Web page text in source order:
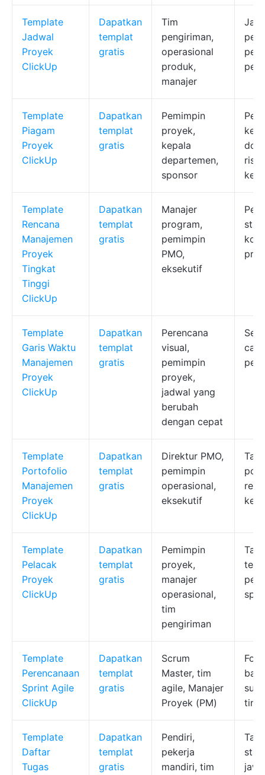
Template
Jadwal
Proyek
ClickUp
Dapatkan
templat
gratis
Tim
pengiriman,
operasional
produk,
manajer
Template
Piagam
Proyek
ClickUp
Dapatkan
templat
gratis
Pemimpin
proyek,
kepala
departemen,
sponsor
Template
Rencana
Manajemen
Proyek
Tingkat
Tinggi
ClickUp
Dapatkan
templat
gratis
Manajer
program,
pemimpin
PMO,
eksekutif
Template
Garis Waktu
Manajemen
Proyek
ClickUp
Dapatkan
templat
gratis
Perencana
visual,
pemimpin
proyek,
jadwal yang
berubah
dengan cepat
Template
Portofolio
Manajemen
Proyek
ClickUp
Dapatkan
templat
gratis
Direktur PMO,
pemimpin
operasional,
eksekutif
Template
Pelacak
Proyek
ClickUp
Dapatkan
templat
gratis
Pemimpin
proyek,
manajer
operasional,
tim
pengiriman
Template
Perencanaan
Sprint Agile
ClickUp
Dapatkan
templat
gratis
Scrum
Master, tim
agile, Manajer
Proyek (PM)
Template
Daftar
Tugas
Dapatkan
templat
gratis
Pendiri,
pekerja
mandiri, tim